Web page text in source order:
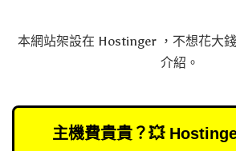
本網站架設在 Hostinger，不想花大
介紹 。
主機費貴貴？💥